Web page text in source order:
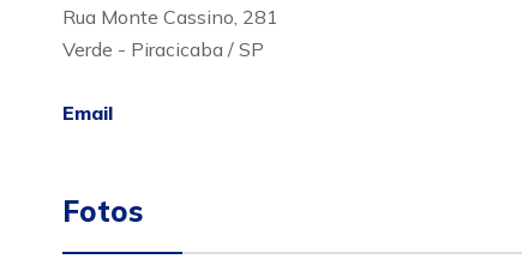
Rua Monte Cassino, 281
Verde - Piracicaba / SP
Email
Fotos